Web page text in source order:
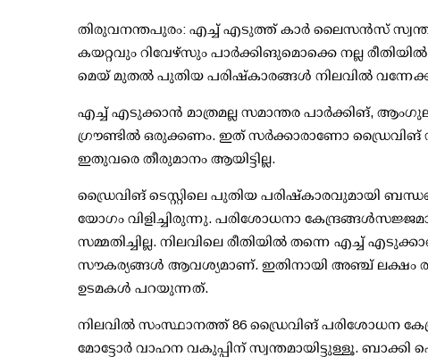
തിരുവനന്തപുരം: എച്ച് എടുത്ത് കാര്‍ ലൈസന്‍സ്
കയറ്റവും റിവേഴ്‌സും പാര്‍ക്കിങുമൊക്കെ നല്ല
മെയ് മുതല്‍ പുതിയ പരിഷ്‌കാരങ്ങള്‍ നിലവില്‍
എച്ച് എടുക്കാന്‍ മാത്രമല്ല സമാന്തര പാര്‍ക്കിങ്,
ഗ്രൗണ്ടില്‍ ഒരുക്കണം. ഇത് സര്‍ക്കാരാണോ
ഇതുവരെ തീരുമാനം ആയിട്ടില്ല.
ഡ്രൈവിങ് ടെസ്റ്റിലെ പുതിയ പരിഷ്‌കാരവുമായി
യോഗം വിളിച്ചിരുന്നു. പരിശോധനാ
സമ്മതിച്ചില്ല. നിലവിലെ രീതിയില്‍ തന്നെ എച്ച്
സൗകര്യങ്ങള്‍ ആവശ്യമാണ്. ഇതിനായി അഞ്ച്
ഉടമകള്‍ പറയുന്നത്.
നിലവില്‍ സംസ്ഥാനത്ത് 86 ഡ്രൈവിങ് പരിശോധന
മോട്ടോര്‍ വാഹന വകുപ്പിന് സ്വന്തമായിട്ടുള്ളൂ.